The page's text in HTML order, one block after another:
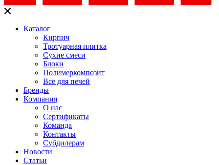
Каталог
Кирпич
Тротуарная плитка
Сухие смеси
Блоки
Полимеркомпозит
Все для печей
Бренды
Компания
О нас
Сертификаты
Команда
Контакты
Субдилерам
Новости
Статьи